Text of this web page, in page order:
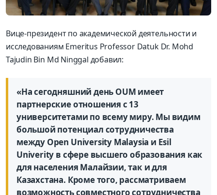
Вице-президент по академической деятельности и
исследованиям Emeritus Professor Datuk Dr. Mohd
Tajudin Bin Md Ninggal добавил:
«На сегодняшний день OUM имеет
партнерские отношения с 13
университетами по всему миру. Мы видим
большой потенциал сотрудничества
между Open University Malaysia и Esil
Univerity в сфере высшего образования как
для населения Малайзии, так и для
Казахстана. Кроме того, рассматриваем
возможность совместного сотрудничества